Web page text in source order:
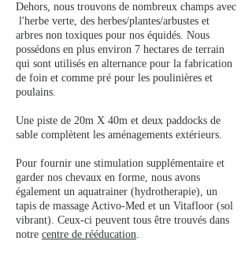
Dehors, nous trouvons de nombreux champs avec
l'herbe verte, des herbes/plantes/arbustes et
arbres non toxiques pour nos équidés. Nous
possédons en plus environ 7 hectares de terrain
qui sont utilisés en alternance pour la fabrication
de foin et comme pré pour les poulinières et
poulains.
Une piste de 20m X 40m et deux paddocks de
sable complètent les aménagements extérieurs.
Pour fournir une stimulation supplémentaire et
garder nos chevaux en forme, nous avons
également un aquatrainer (hydrotherapie), un
tapis de massage Activo-Med et un Vitafloor (sol
vibrant). Ceux-ci peuvent tous être trouvés dans
notre centre de rééducation.